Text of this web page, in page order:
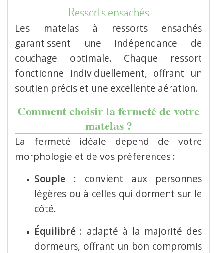
Ressorts ensachés
Les matelas à ressorts ensachés
garantissent une indépendance de
couchage optimale.
Chaque ressort
fonctionne individuellement, offrant un
soutien précis et une excellente aération.
Comment choisir la fermeté de votre
matelas ?
La fermeté idéale dépend de votre
morphologie et de vos préférences :
Souple : convient aux personnes
légères ou à celles qui dorment sur le
côté.
Équilibré : adapté à la majorité des
dormeurs, offrant un bon compromis